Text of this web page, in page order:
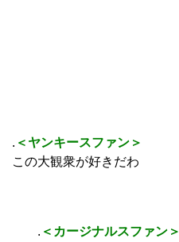
. ＜ヤンキースファン＞
この大観衆が好きだわ
. ＜カージナルスファン＞